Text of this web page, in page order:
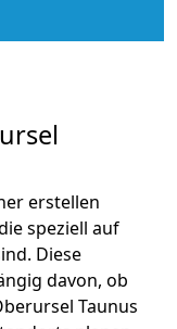
erstellen
speziell auf
Diese
davon, ob
Taunus